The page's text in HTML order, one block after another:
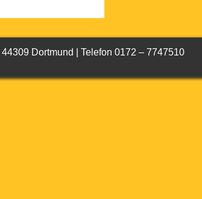
44309 Dortmund | Telefon 0172 – 7747510